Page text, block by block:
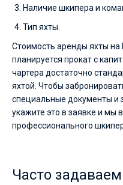
Наличие шкипера и
Тип яхты.
Стоимость аренды яхты на
планируется прокат с
чартера достаточно
яхтой. Чтобы
специальные документы и
укажите это в заявке и мы
профессионального
Часто